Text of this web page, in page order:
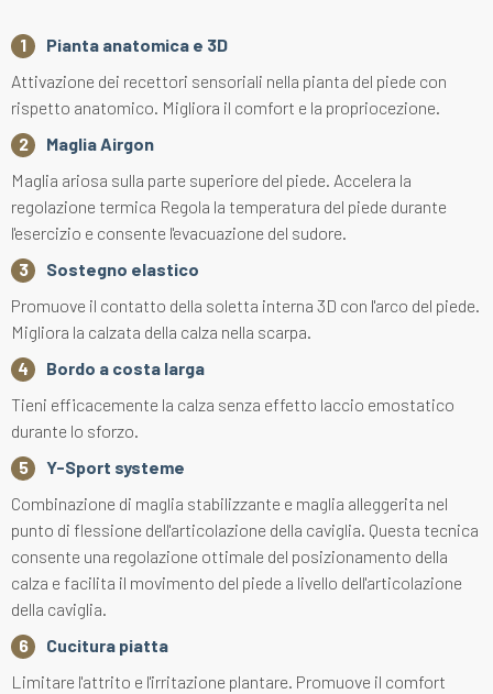
Pianta anatomica e 3D
Attivazione dei recettori sensoriali nella pianta del piede con
rispetto anatomico. Migliora il comfort e la propriocezione.
Maglia Airgon
Maglia ariosa sulla parte superiore del piede. Accelera la
regolazione termica Regola la temperatura del piede durante
l'esercizio e consente l'evacuazione del sudore.
Sostegno elastico
Promuove il contatto della soletta interna 3D con l'arco del piede.
Migliora la calzata della calza nella scarpa.
Bordo a costa larga
Tieni efficacemente la calza senza effetto laccio emostatico
durante lo sforzo.
Y-Sport systeme
Combinazione di maglia stabilizzante e maglia alleggerita nel
punto di flessione dell'articolazione della caviglia. Questa tecnica
consente una regolazione ottimale del posizionamento della
calza e facilita il movimento del piede a livello dell'articolazione
della caviglia.
Cucitura piatta
Limitare l'attrito e l'irritazione plantare. Promuove il comfort